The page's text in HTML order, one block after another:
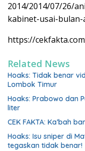
2014/2014/07/26/
kabinet-usai-
https://
Related News
Hoaks: Tidak benar
Lombok Timur
Hoaks: Prabowo dan
liter
CEK FAKTA: Ka’bah
Hoaks: Isu sniper di
tegaskan tidak benar!